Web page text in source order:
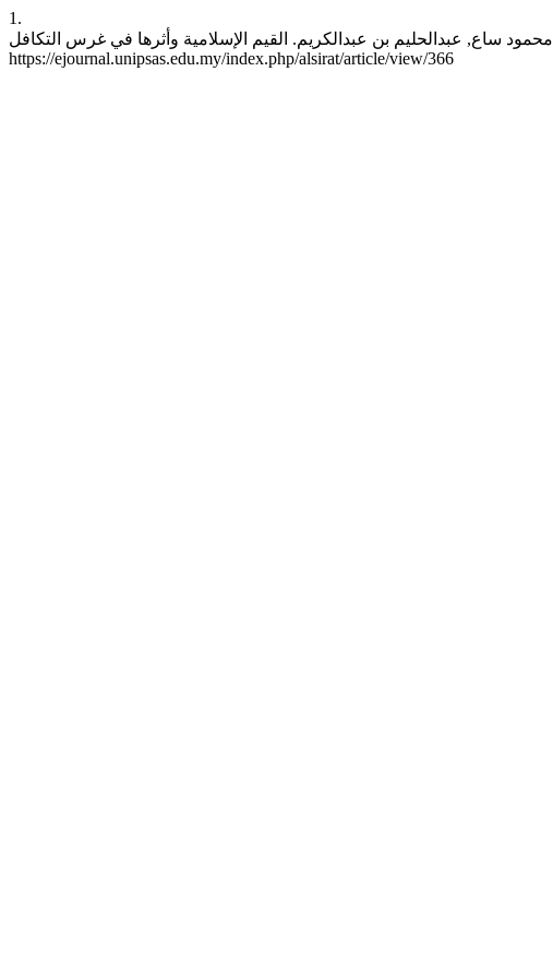
1.
محمود ساع, عبدالحليم بن عبدالكريم. القيم الإسلامية وأثرها في غرس التكافل. SIRAT [Internet]. 2024Oct.31 [cited 2026Aug.8];24(2):139-72. Available from:
https://ejournal.unipsas.edu.my/index.php/alsirat/article/view/366